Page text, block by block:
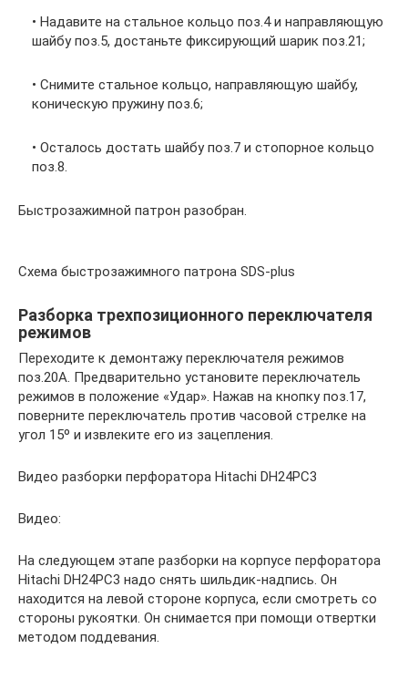
• Надавите на стальное кольцо поз.4 и направляющую
шайбу поз.5, достаньте фиксирующий шарик поз.21;
• Снимите стальное кольцо, направляющую шайбу,
коническую пружину поз.6;
• Осталось достать шайбу поз.7 и стопорное кольцо
поз.8.
Быстрозажимной патрон разобран.
Схема быстрозажимного патрона SDS-plus
Разборка трехпозиционного переключателя
режимов
Переходите к демонтажу переключателя режимов
поз.20А. Предварительно установите переключатель
режимов в положение «Удар». Нажав на кнопку поз.17,
поверните переключатель против часовой стрелке на
угол 15º и извлеките его из зацепления.
Видео разборки перфоратора Hitachi DH24PС3
Видео:
На следующем этапе разборки на корпусе перфоратора
Hitachi DH24PС3 надо снять шильдик-надпись. Он
находится на левой стороне корпуса, если смотреть со
стороны рукоятки. Он снимается при помощи отвертки
методом поддевания.